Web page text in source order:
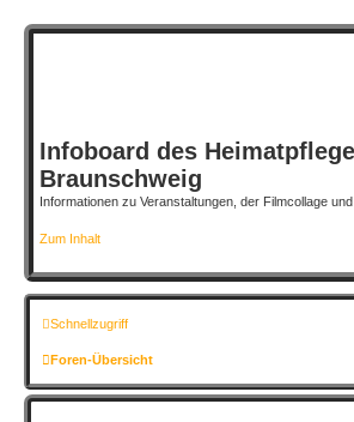
Infoboard des
Braunschweig
Informationen zu Veranstaltungen, der Filmcollage
Zum Inhalt
Schnellzugriff
Foren-Übersicht